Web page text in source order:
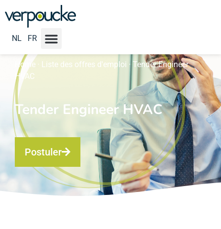
NL FR
Home · Liste des offres d'emploi · Tender Engineer
HVAC
Tender Engineer HVAC
Postuler